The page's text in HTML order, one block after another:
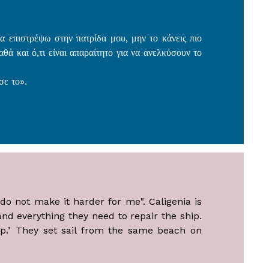
επιστρέψω στην πατρίδα μου, μην το κάνεις πιο
και ό,τι είναι απαραίτητο για να ανελκύσουν το
το».
not make it harder for me". Caligenia is
everything they need to repair the ship.
They set sail from the same beach on